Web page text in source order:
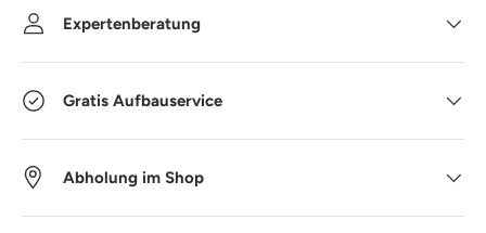
Expertenberatung
Gratis Aufbauservice
Abholung im Shop